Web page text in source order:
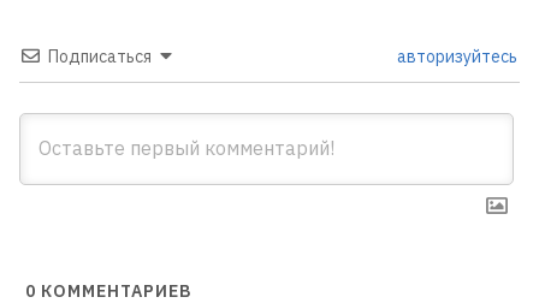
Подписаться авторизуйтесь
0 КОММЕНТАРИЕВ